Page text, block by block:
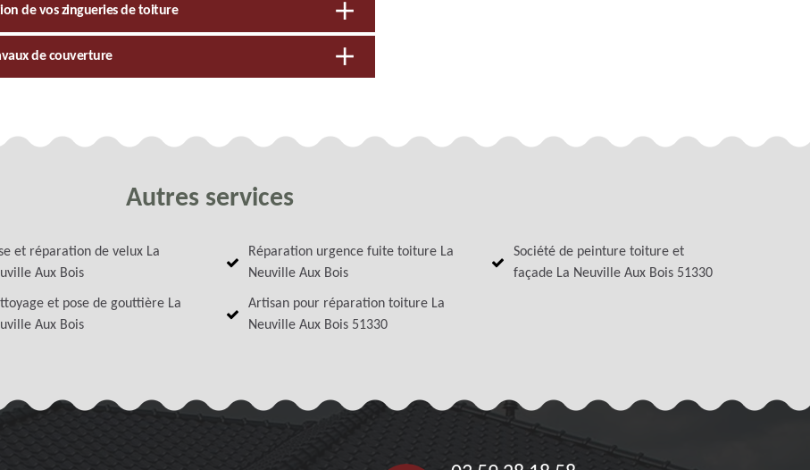
de vos zingueries de toiture
de couverture
Autres services
et réparation de velux La
Aux Bois
et pose de gouttière La
Aux Bois
Réparation urgence fuite toiture La
Neuville Aux Bois
Artisan pour réparation toiture La
Neuville Aux Bois 51330
Société de peinture toiture et
façade La Neuville Aux Bois 51330